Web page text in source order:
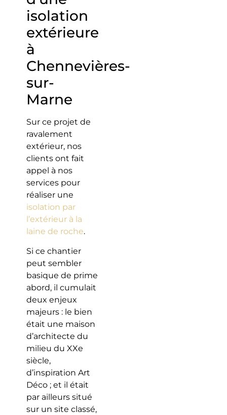
isolation
extérieure
à
Chennevières-
sur-
Marne
Sur ce projet de
ravalement
extérieur, nos
clients ont fait
appel à nos
services pour
réaliser une
isolation par
l’extérieur à la
laine de roche.
Si ce chantier
peut sembler
basique de prime
abord, il cumulait
deux enjeux
majeurs : le bien
était une maison
d’architecte du
milieu du XXe
siècle,
d’inspiration Art
Déco ; et il était
par ailleurs situé
sur un site classé,